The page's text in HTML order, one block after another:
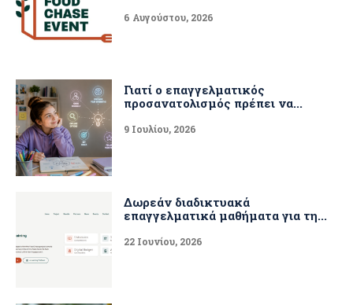
6 Αυγούστου, 2026
Γιατί ο επαγγελματικός
προσανατολισμός πρέπει να...
9 Ιουλίου, 2026
Δωρεάν διαδικτυακά
επαγγελματικά μαθήματα για τη...
22 Ιουνίου, 2026